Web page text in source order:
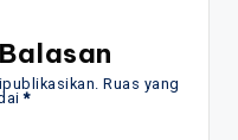
Ruas yang
*